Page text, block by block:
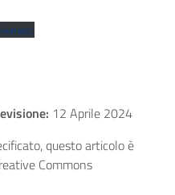
12 Aprile 2024
questo articolo è
Commons